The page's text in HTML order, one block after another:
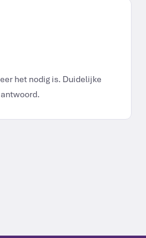
het nodig is. Duidelijke